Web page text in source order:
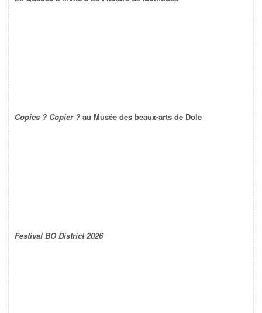
Copies ? Copier ? au Musée des beaux-arts de Dole
Festival BO District 2026